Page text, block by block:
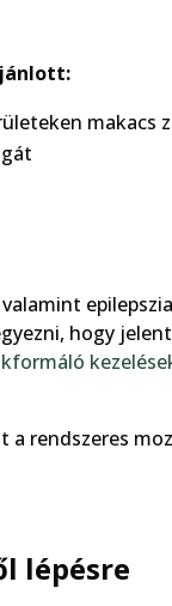
makacs
hogy
rendszeres
lépésre